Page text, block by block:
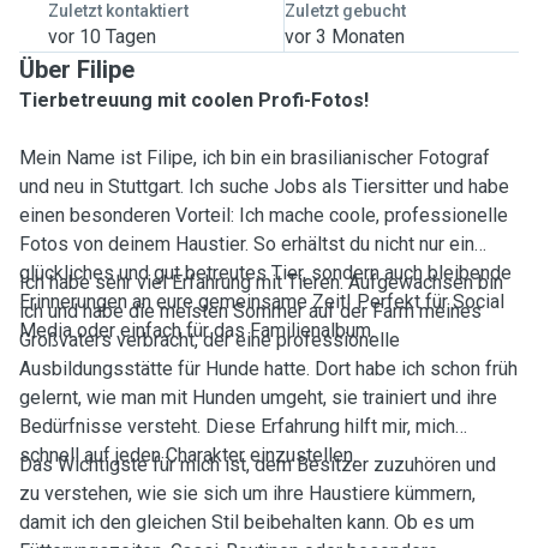
Zuletzt kontaktiert
vor 10 Tagen
Zuletzt gebucht
vor 3 Monaten
Über Filipe
Tierbetreuung mit coolen Profi-Fotos!
Mein Name ist Filipe, ich bin ein brasilianischer Fotograf
und neu in Stuttgart. Ich suche Jobs als Tiersitter und habe
einen besonderen Vorteil: Ich mache coole, professionelle
Fotos von deinem Haustier. So erhältst du nicht nur ein
glückliches und gut betreutes Tier, sondern auch bleibende
Erinnerungen an eure gemeinsame Zeit! Perfekt für Social
Media oder einfach für das Familienalbum.
Ich habe sehr viel Erfahrung mit Tieren. Aufgewachsen bin
ich und habe die meisten Sommer auf der Farm meines
Großvaters verbracht, der eine professionelle
Ausbildungsstätte für Hunde hatte. Dort habe ich schon früh
gelernt, wie man mit Hunden umgeht, sie trainiert und ihre
Bedürfnisse versteht. Diese Erfahrung hilft mir, mich
schnell auf jeden Charakter einzustellen.
Das Wichtigste für mich ist, dem Besitzer zuzuhören und
zu verstehen, wie sie sich um ihre Haustiere kümmern,
damit ich den gleichen Stil beibehalten kann. Ob es um